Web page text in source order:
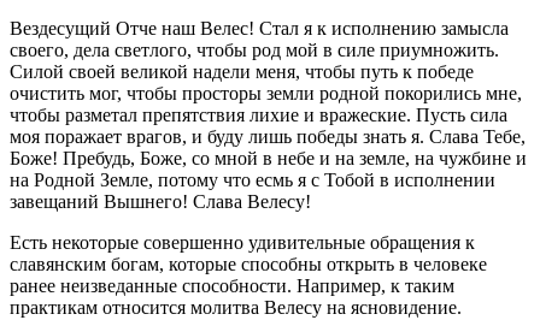
Вездесущий Отче наш Велес! Стал я к исполнению замысла
своего, дела светлого, чтобы род мой в силе приумножить.
Силой своей великой надели меня, чтобы путь к победе
очистить мог, чтобы просторы земли родной покорились мне,
чтобы разметал препятствия лихие и вражеские. Пусть сила
моя поражает врагов, и буду лишь победы знать я. Слава Тебе,
Боже! Пребудь, Боже, со мной в небе и на земле, на чужбине и
на Родной Земле, потому что есмь я с Тобой в исполнении
завещаний Вышнего! Слава Велесу!
Есть некоторые совершенно удивительные обращения к
славянским богам, которые способны открыть в человеке
ранее неизведанные способности. Например, к таким
практикам относится молитва Велесу на ясновидение.